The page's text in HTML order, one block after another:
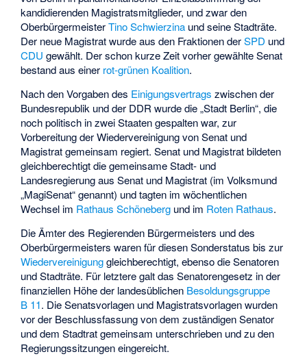
kandidierenden Magistratsmitglieder, und zwar den
OberbürgermeisterTino Schwierzina und seine Stadträte.
Der neue Magistrat wurde aus den Fraktionen derSPD und
CDU gewählt. Der schon kurze Zeit vorher gewählte Senat
bestand aus einer rot-grünen Koalition.
Nach den Vorgaben des Einigungsvertrags zwischen der
Bundesrepublik und der DDR wurde die „Stadt Berlin“, die
noch politisch in zwei Staaten gespalten war, zur
Vorbereitung der Wiedervereinigung von Senat und
Magistrat gemeinsam regiert. Senat und Magistrat bildeten
gleichberechtigt die gemeinsame Stadt- und
Landesregierung aus Senat und Magistrat (im Volksmund
„MagiSenat“ genannt) und tagten im wöchentlichen
Wechsel im Rathaus Schöneberg und im Roten Rathaus.
Die Ämter des Regierenden Bürgermeisters und des
Oberbürgermeisters waren für diesen Sonderstatus bis zur
Wiedervereinigunggleichberechtigt, ebenso die Senatoren
und Stadträte. Für letztere galt das Senatorengesetz in der
finanziellen Höhe der landesüblichen Besoldungsgruppe
B 11. Die Senatsvorlagen und Magistratsvorlagen wurden
vor der Beschlussfassung von dem zuständigen Senator
und dem Stadtrat gemeinsam unterschrieben und zu den
Regierungssitzungen eingereicht.